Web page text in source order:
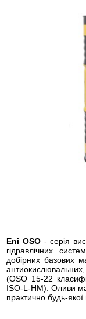
Eni OSO- серія
гідравлічних
добірних базових
(OSO 15-22
ISO-L-HM). Оливи
практично будь-якої